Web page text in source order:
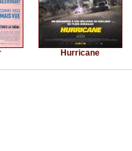
Hurricane